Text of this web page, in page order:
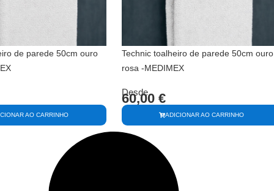
de parede 50cm ouro
AO CARRINHO
Technic toalheiro de parede 50cm ouro
rosa -MEDIMEX
ADICIONAR AO CARRINHO
Desde
60,00 €